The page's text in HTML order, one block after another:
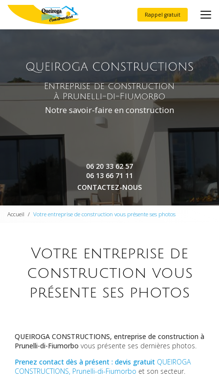
Aller
principal
Rappel gratuit
Entreprise de construction
à Prunelli-di-Fiumorbo
Notre savoir-faire en construction
06 20 33 62 57
06 13 66 71 11
CONTACTEZ-NOUS
Accueil Votre entreprise de construction vous présente ses photos
Votre entreprise de
construction vous
présente ses photos
QUEIROGA CONSTRUCTIONS, entreprise de construction à
Prunelli-di-Fiumorbo vous présente ses dernières photos.
Prenez contact dès à présent : devis gratuit QUEIROGA
CONSTRUCTIONS, Prunelli-di-Fiumorbo et son secteur.